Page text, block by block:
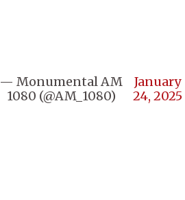
— Monumental AM
1080 (@AM_1080)
January
24, 2025